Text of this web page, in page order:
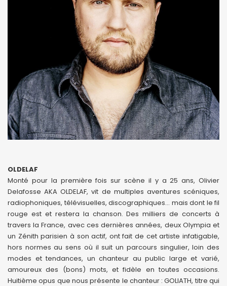
OLDELAF
Monté pour la première fois sur scène il y a 25 ans, Olivier
Delafosse AKA OLDELAF, vit de multiples aventures scéniques,
radiophoniques, télévisuelles, discographiques… mais dont le fil
rouge est et restera la chanson. Des milliers de concerts à
travers la France, avec ces dernières années, deux Olympia et
un Zénith parisien à son actif, ont fait de cet artiste infatigable,
hors normes au sens où il suit un parcours singulier, loin des
modes et tendances, un chanteur au public large et varié,
amoureux des (bons) mots, et fidèle en toutes occasions.
Huitième opus que nous présente le chanteur : GOLIATH, titre qui